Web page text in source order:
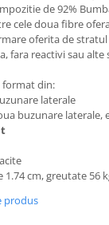
de 92%
cele doua fibre
oferita de
fara reactivi sau
format din:
laterale
buzunare laterale,
cm, greutate 56
produs